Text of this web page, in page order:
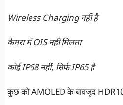
Wireless Charging नहीं है
कैमरा में OIS नहीं मिलता
कोई IP68 नहीं, सिर्फ IP65 है
कुछ को AMOLED के बावजूद